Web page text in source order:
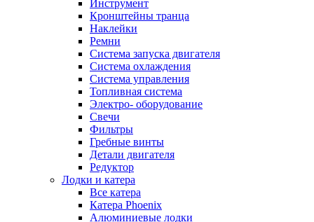
Инструмент
Кронштейны транца
Наклейки
Ремни
Система запуска двигателя
Система охлаждения
Система управления
Топливная система
Электро- оборудование
Свечи
Фильтры
Гребные винты
Детали двигателя
Редуктор
Лодки и катера
Все катера
Катера Phoenix
Алюминиевые лодки